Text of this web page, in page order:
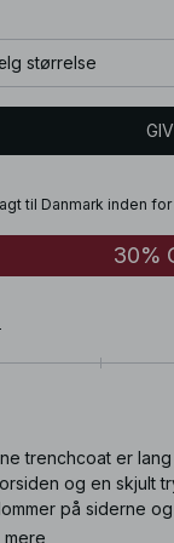
størrelse
til Danmark inden
30%
trenchcoat er
og en skjult
på siderne
lange ærmer med